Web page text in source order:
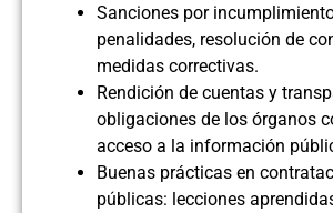
Sanciones por
penalidades, resolución de
medidas correctivas.
Rendición de cuentas y
obligaciones de los órganos
acceso a la información
Buenas prácticas en
públicas: lecciones